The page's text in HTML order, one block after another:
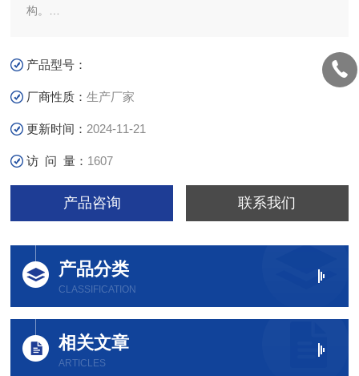
构。
少。化工熟料散装机报价
产品型号：
厂商性质：生产厂家
更新时间： 2024-11-21
访 问 量： 1607
产品咨询 联系我们
产品分类
CLASSIFICATION
相关文章
ARTICLES